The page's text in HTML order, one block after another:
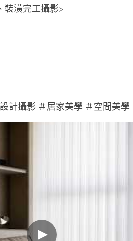
裝潢完工攝影>
計攝影 ＃居家美學 ＃空間美學